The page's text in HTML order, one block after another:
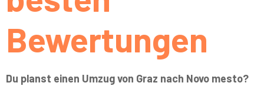
Bewertungen
Du planst einen Umzug von Graz nach Novo mesto?